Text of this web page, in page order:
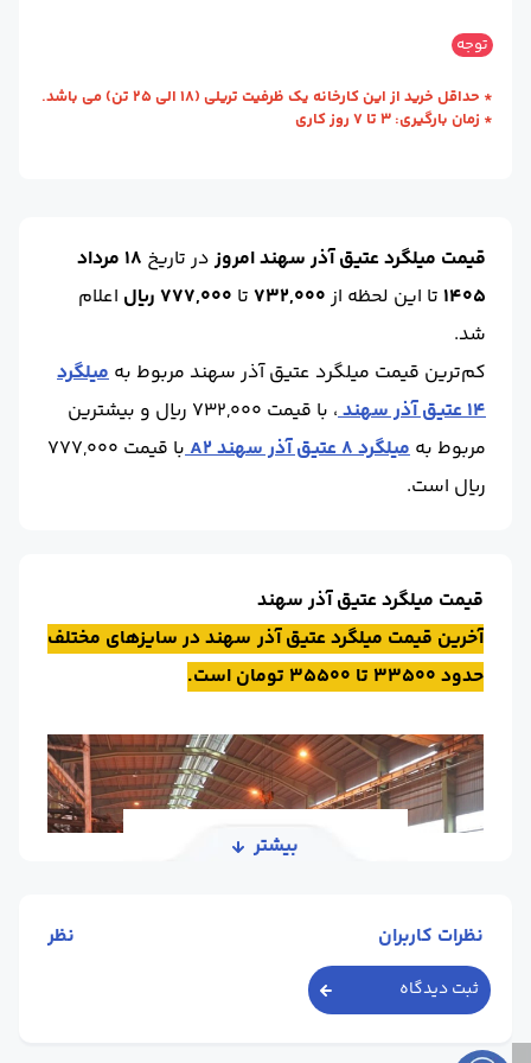
حالت :
سایز : 25 برند : عتیق آذر سهند
وزن شاخه (kg) :
استاندارد : A3 طول (m) :
12
توجه
* حداقل خرید از این کارخانه یک ظرفیت تریلی (18 الی 25 تن) می باشد.
* زمان بارگیری: 3 تا 7 روز کاری
قیمت میلگرد عتیق آذر سهند امروزدر تاریخ
18 مرداد
1405 تا این لحظه از732,000 تا 777,000 ریال
اعلام
شد.
کم‌ترین قیمت میلگرد عتیق آذر سهند مربوط به میلگرد
14 عتیق آذر سهند
، با قیمت 732,000 ریال و بیشترین
مربوط به میلگرد 8 عتیق آذر سهند A2
با قیمت 777,000
ریال است.
قیمت میلگرد عتیق آذر سهند
آخرین قیمت میلگرد عتیق آذر سهند در سایزهای مختلف
حدود 33500 تا 35500 تومان است.
بیشتر
نظرات کاربران نظر
ثبت دیدگاه